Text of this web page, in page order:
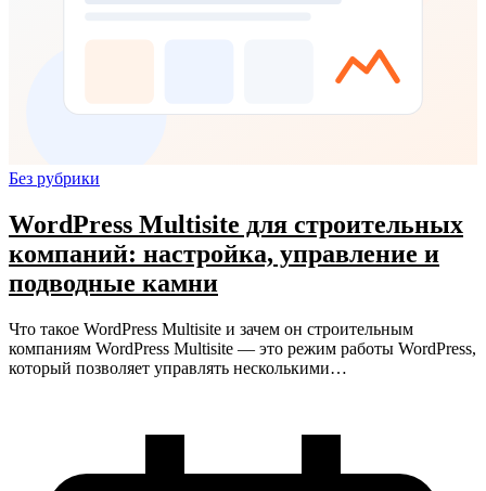
Без рубрики
WordPress Multisite для строительных
компаний: настройка, управление и
подводные камни
Что такое WordPress Multisite и зачем он строительным
компаниям WordPress Multisite — это режим работы WordPress,
который позволяет управлять несколькими…